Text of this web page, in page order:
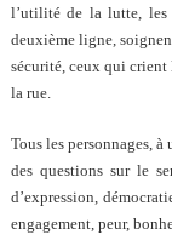
l’utilité de la lutte, les
deuxième ligne,
sécurité, ceux qui crient
la rue.
Tous les personnages,
des questions sur le
d’expression,
engagement, peur,